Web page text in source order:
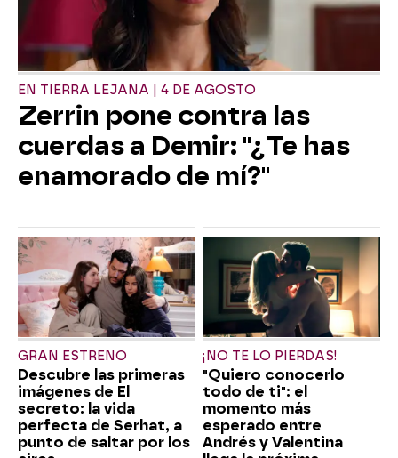
EN TIERRA LEJANA | 4 DE AGOSTO
Zerrin pone contra las
cuerdas a Demir: "¿Te has
enamorado de mí?"
GRAN ESTRENO
Descubre las primeras
imágenes de El
secreto: la vida
perfecta de Serhat, a
punto de saltar por los
¡NO TE LO PIERDAS!
"Quiero conocerlo
todo de ti": el
momento más
esperado entre
Andrés y Valentina